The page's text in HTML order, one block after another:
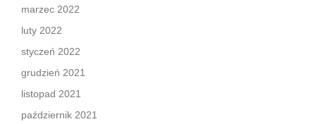
marzec 2022
luty 2022
styczeń 2022
grudzień 2021
listopad 2021
październik 2021